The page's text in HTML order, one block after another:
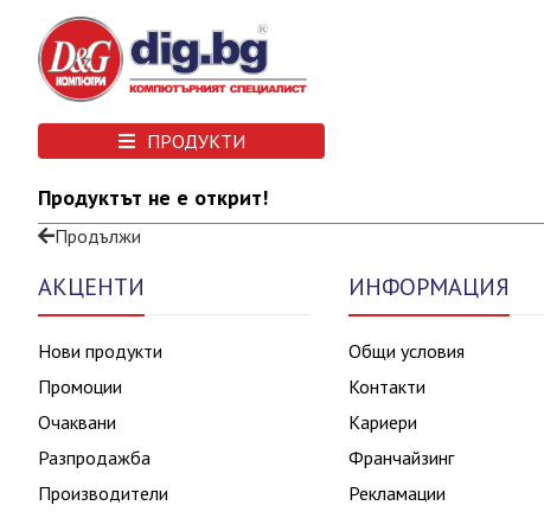
ПРОДУКТИ
Продуктът не е открит!
Продължи
АКЦЕНТИ
Нови продукти
Промоции
Очаквани
Разпродажба
Производители
ИНФОРМАЦИЯ
Общи условия
Контакти
Кариери
Франчайзинг
Рекламации